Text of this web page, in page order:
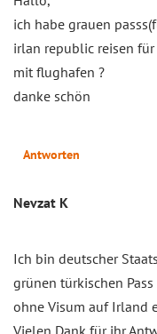
ich habe grauen
irlan republic reisen
mit flughafen ?
danke schön
Antworten
Nevzat K
Ich bin deutscher
grünen türkischen
ohne Visum auf Irland
Vielen Dank für ihr